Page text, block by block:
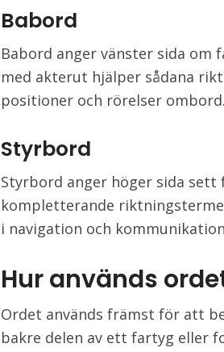
Babord
Babord anger vänster sida
med akterut hjälper sådana
positioner och rörelser ombord.
Styrbord
Styrbord anger höger sida
kompletterande
i navigation och
Hur används
Ordet används främst för att
bakre delen av ett fartyg eller